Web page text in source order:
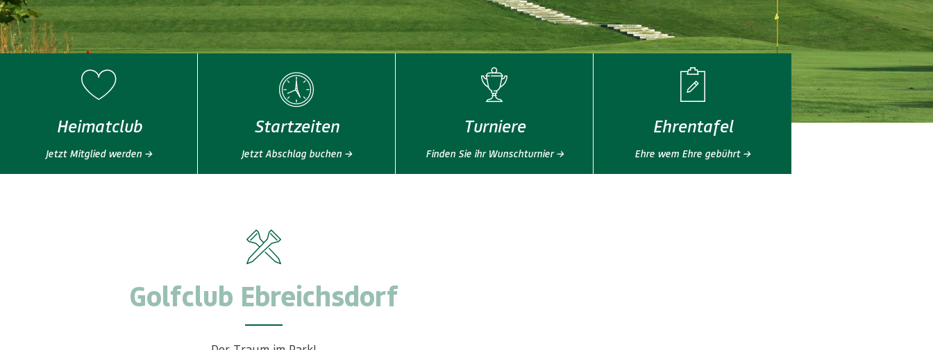
Heimatclub
Jetzt Mitglied werden →
Startzeiten
Jetzt Abschlag buchen →
Turniere
Finden Sie ihr Wunschturnier →
Ehrentafel
Ehre wem Ehre gebührt →
Golfclub Ebreichsdorf